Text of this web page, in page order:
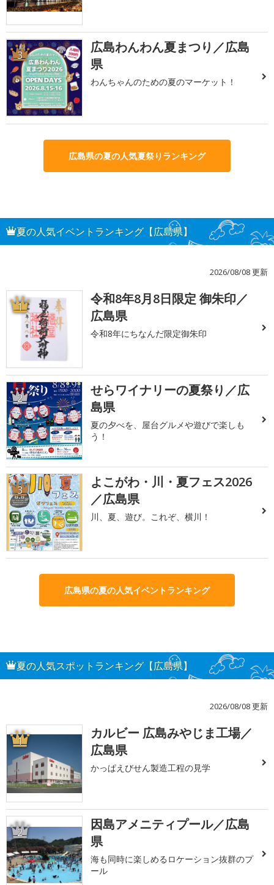
3
広島わんわん夏まつり／広島
県
わんちゃんのための夏のマーケット！
広島県の夏の人気夏祭りランキング
夏の人気イベントランキング【広島県】
2026/08/08 更新
1
令和8年8月8日限定 御朱印／
広島県
令和8年にちなんだ限定御朱印
2
せらワイナリーの夏祭り／広
島県
夏の夕べを、屋台グルメや遊びで楽しも
う！
3
よこがわ・川・夏フェス2026
／広島県
川、夏、遊び。これぞ、横川！
広島県の夏の人気イベントランキング
夏の人気スポットランキング【広島県】
2026/08/08 更新
1
カルビー 広島みやじま工場／
広島県
かっぱえびせん製造工程の見学
2
因島アメニティプール／広島
県
海も同時に楽しめるロケーション抜群のプ
ール